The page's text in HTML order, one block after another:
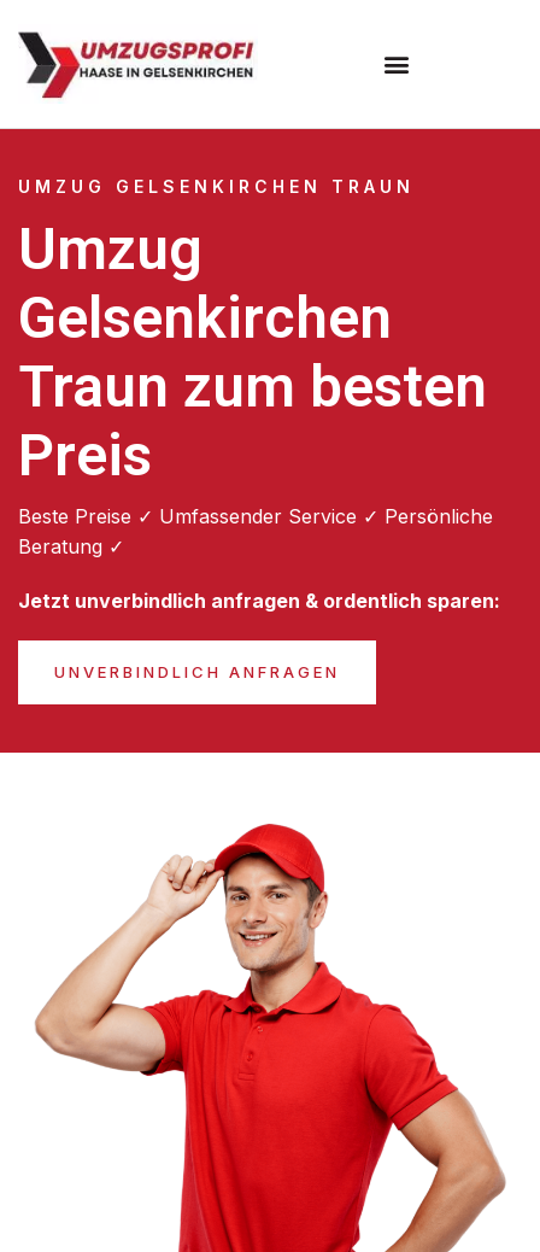
UMZUG GELSENKIRCHEN TRAUN
Umzug
Gelsenkirchen
Traun zum besten
Preis
Beste Preise ✓ Umfassender Service ✓ Persönliche
Beratung ✓
Jetzt unverbindlich anfragen & ordentlich sparen:
UNVERBINDLICH ANFRAGEN